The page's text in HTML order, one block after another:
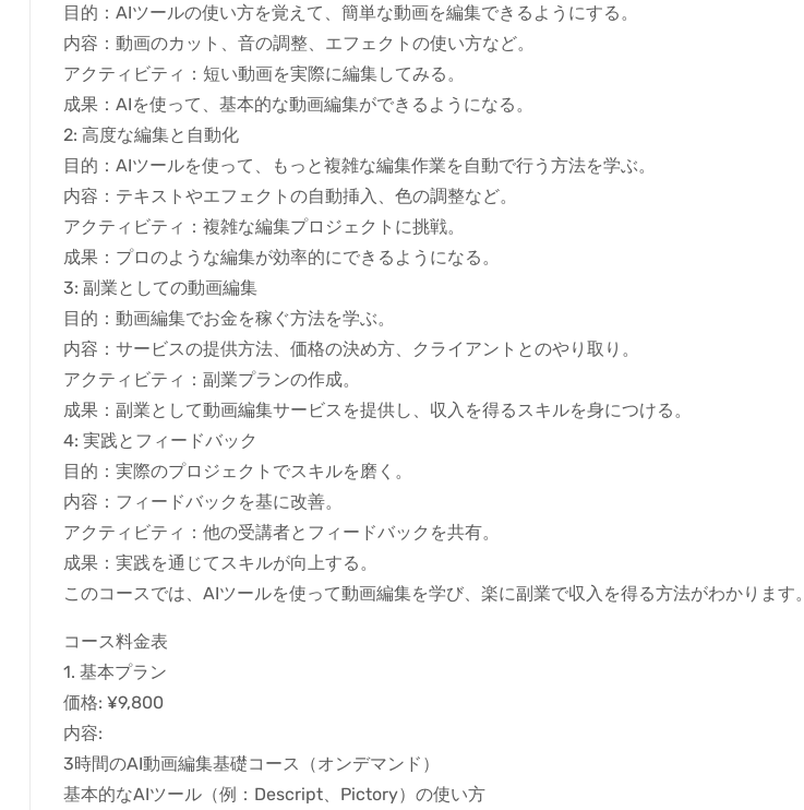
目的：AIツールの使い方を覚えて、簡単な動画を編集できるようにする。
内容：動画のカット、音の調整、エフェクトの使い方など。
アクティビティ：短い動画を実際に編集してみる。
成果：AIを使って、基本的な動画編集ができるようになる。
2: 高度な編集と自動化
目的：AIツールを使って、もっと複雑な編集作業を自動で行う方法を学ぶ。
内容：テキストやエフェクトの自動挿入、色の調整など。
アクティビティ：複雑な編集プロジェクトに挑戦。
成果：プロのような編集が効率的にできるようになる。
3: 副業としての動画編集
目的：動画編集でお金を稼ぐ方法を学ぶ。
内容：サービスの提供方法、価格の決め方、クライアントとのやり取り。
アクティビティ：副業プランの作成。
成果：副業として動画編集サービスを提供し、収入を得るスキルを身につける。
4: 実践とフィードバック
目的：実際のプロジェクトでスキルを磨く。
内容：フィードバックを基に改善。
アクティビティ：他の受講者とフィードバックを共有。
成果：実践を通じてスキルが向上する。
このコースでは、AIツールを使って動画編集を学び、楽に副業で収入を得る方法がわかります。
コース料金表
1. 基本プラン
価格: ¥9,800
内容:
3時間のAI動画編集基礎コース（オンデマンド）
基本的なAIツール（例：Descript、Pictory）の使い方